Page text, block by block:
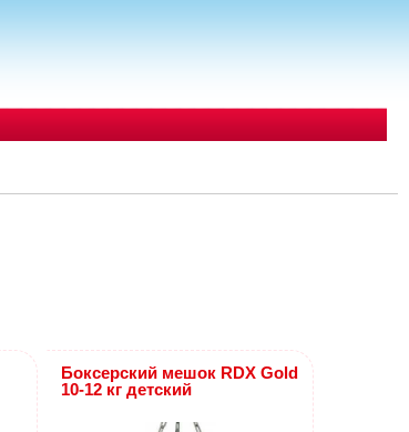
Боксерский мешок RDX Gold
10-12 кг детский